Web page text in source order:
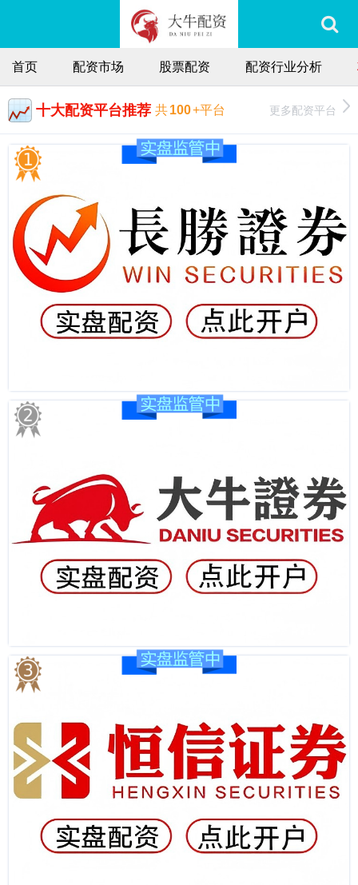
首页 配资市场 股票配资 配资行业分析
十大配资平台推荐 共100+平台 更多配资平台